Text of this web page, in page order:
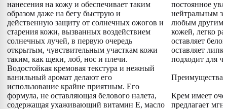
нанесения на кожу и обеспечивает таким
образом даже на бегу быструю и
действенную защиту от солнечных ожогов и
старения кожи, вызванных воздействием
солнечных лучей, в первую очередь
открытым, чувствительным участкам кожи
таким, как щеки, лоб, нос и плечи.
Водостойкая кремовая текстура и нежный
ванильный аромат делают его
использование крайне приятным. Его
формула, не оставляющая белового налета,
содержащая ухаживающий витамин E, масло
постоянное
нейтральным
любым другим
кожей, легко
оставляет
оставляет
подходит для
Преимущества:
Крем имеет
предлагает